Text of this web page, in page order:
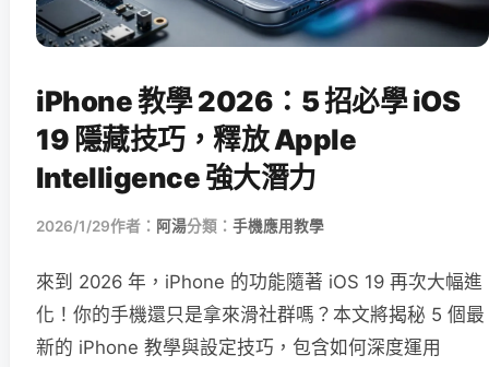
iPhone 教學 2026：5 招必學 iOS
19 隱藏技巧，釋放 Apple
Intelligence 強大潛力
2026/1/29作者： 阿湯分類： 手機應用教學
來到 2026 年，iPhone 的功能隨著 iOS 19 再次大幅進
化！你的手機還只是拿來滑社群嗎？本文將揭秘 5 個最
新的 iPhone 教學與設定技巧，包含如何深度運用